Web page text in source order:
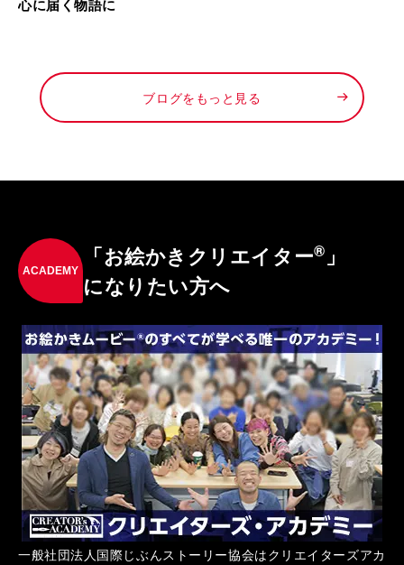
心に届く物語に
ブログをもっと見る
ACADEMY
「お絵かきクリエイター® 」
になりたい方へ
一般社団法人国際じぶんストーリー協会はクリエイターズアカ